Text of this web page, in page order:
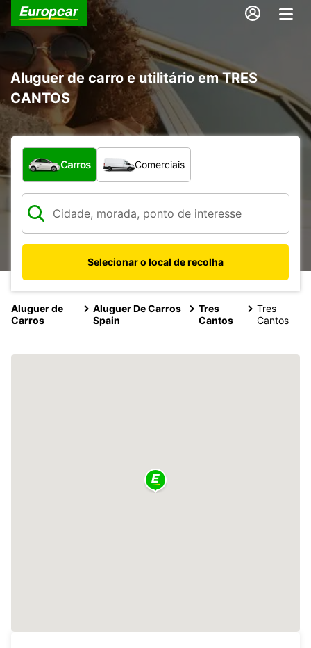
Aluguer de carro e utilitário em TRES
CANTOS
Que tipo de veículo pretende?
Carros Comerciais
Selecionar o local de recolha
Aluguer de
Carros
Aluguer De Carros
Spain
Tres
Cantos
Tres
Cantos